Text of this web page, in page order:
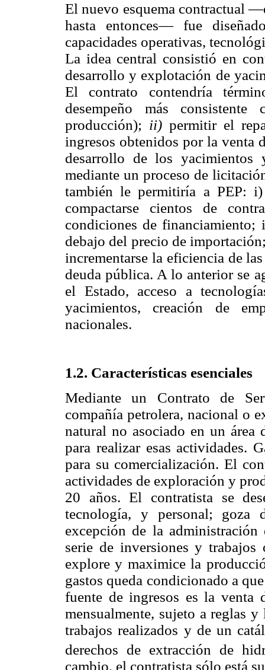
El nuevo esquema contractual
hasta entonces— fue
capacidades operativas,
La idea central consistió en
desarrollo y explotación de
El contrato contendría
desempeño más
producción); ii) permitir el
ingresos obtenidos por la venta
desarrollo de los
mediante un proceso de
también le permitiría a PEP:
compactarse cientos de
condiciones de
debajo del precio de
incrementarse la eficiencia de
deuda pública. A lo anterior se
el Estado, acceso a
yacimientos, creación de
nacionales.
1.2. Características esenciales
Mediante un Contrato de
compañía petrolera, nacional o
natural no asociado en un
para realizar esas actividades.
para su comercialización. El
actividades de exploración y
20 años. El contratista se
tecnología, y personal; goza
excepción de la
serie de inversiones y
explore y maximice la
gastos queda condicionado a
fuente de ingresos es la venta
mensualmente, sujeto a reglas
trabajos realizados y de un
derechos de extracción de
cambio, el contratista sólo está